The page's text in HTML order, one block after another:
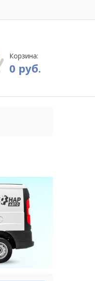
Корзина:
0 руб.